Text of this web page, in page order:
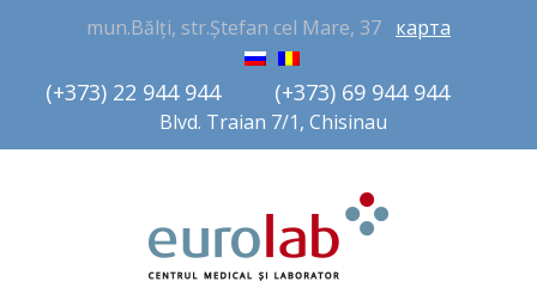
mun.Bălți, str.Ștefan cel Mare, 37 карта
(+373) 22 944 944         (+373) 69 944 944
Blvd. Traian 7/1, Chisinau